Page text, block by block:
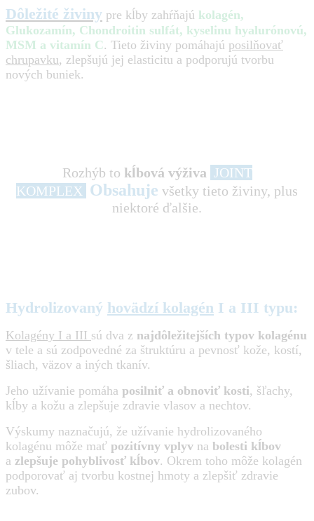
Dôležité živiny pre kĺby zahŕňajú kolagén,
Glukozamín, Chondroitin sulfát, kyselinu hyalurónovú,
MSM a vitamín C. Tieto živiny pomáhajú posilňovať
chrupavku, zlepšujú jej elasticitu a podporujú tvorbu
nových buniek.
Rozhýb to kĺbová výživa JOINT
KOMPLEX Obsahuje všetky tieto živiny, plus
niektoré ďalšie.
Hydrolizovaný hovädzí kolagén I a III typu:
Kolagény I a III sú dva z najdôležitejších typov kolagénu
v tele a sú zodpovedné za štruktúru a pevnosť kože, kostí,
šliach, väzov a iných tkanív.
Jeho užívanie pomáha posilniť a obnoviť kosti, šľachy,
kĺby a kožu a zlepšuje zdravie vlasov a nechtov.
Výskumy naznačujú, že užívanie hydrolizovaného
kolagénu môže mať pozitívny vplyv na bolesti kĺbov
a zlepšuje pohyblivosť kĺbov. Okrem toho môže kolagén
podporovať aj tvorbu kostnej hmoty a zlepšiť zdravie
zubov.